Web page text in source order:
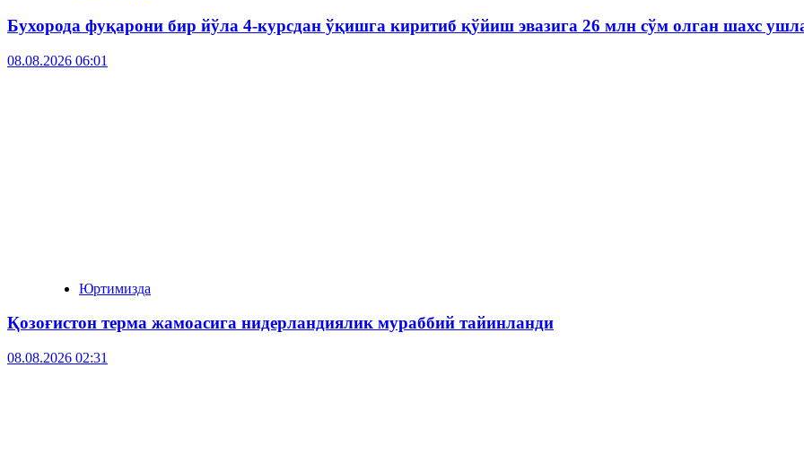
Бухорода фуқарони бир йўла 4-курсдан ўқишга киритиб қўйиш эвазига 26 млн сўм олган шахс
08.08.2026 06:01
Юртимизда
Қозоғистон терма жамоасига нидерландиялик мураббий тайинланди
08.08.2026 02:31